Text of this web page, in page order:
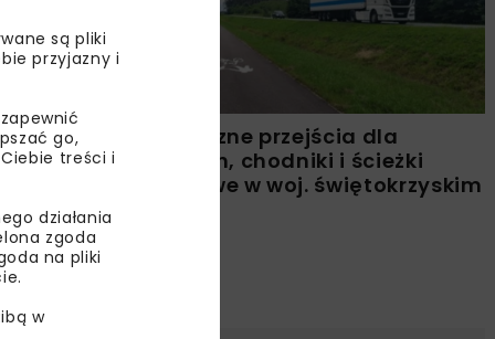
Bezpieczne przejścia dla
pieszych, chodniki i ścieżki
rowerowe w woj. świętokrzyskim
są pliki
przyjazny i
go,
treści i
działania
zgoda
na pliki
w